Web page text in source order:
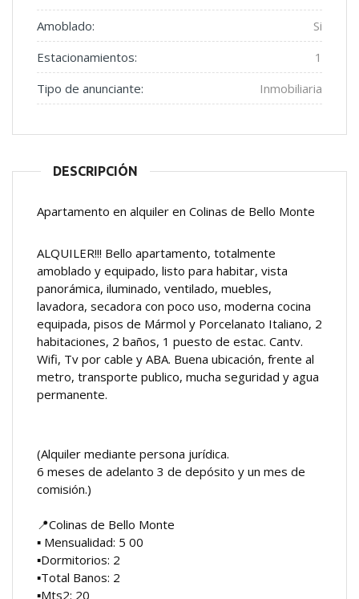
Amoblado:
Si
Estacionamientos:
1
Tipo de anunciante:
Inmobiliaria
DESCRIPCIÓN
Apartamento en alquiler en Colinas de Bello Monte
ALQUILER!!! Bello apartamento, totalmente
amoblado y equipado, listo para habitar, vista
panorámica, iluminado, ventilado, muebles,
lavadora, secadora con poco uso, moderna cocina
equipada, pisos de Mármol y Porcelanato Italiano, 2
habitaciones, 2 baños, 1 puesto de estac. Cantv.
Wifi, Tv por cable y ABA. Buena ubicación, frente al
metro, transporte publico, mucha seguridad y agua
permanente.
(Alquiler mediante persona jurídica.⁣
6 meses de adelanto 3 de depósito y un mes de
comisión.)⁣
📍Colinas de Bello Monte
▪️ Mensualidad: 5 00⁣
▪️Dormitorios: 2 ⁣
▪️Total Banos: 2⁣
▪️Mts2: 20